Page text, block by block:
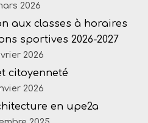
2026
aux classes à horaires
sportives 2026-2027
2026
citoyenneté
2026
en upe2a